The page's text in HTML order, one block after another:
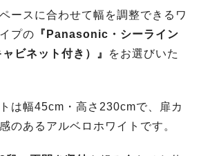
ースに合わせて幅を調整できるワ
プの 『Panasonic・シーライン
ビネット付き）』
をお選びいた
は幅45cm・高さ230cmで、扉カ
のあるアルベロホワイトです。